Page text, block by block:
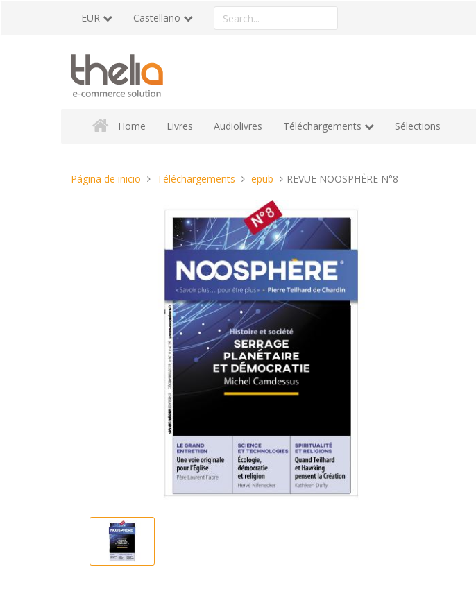
EUR Castellano
Search
a
Home Livres Audiolivres Téléchargements Sélections
Estas
Página de inicio Téléchargements epub REVUE NOOSPHÈRE N°8